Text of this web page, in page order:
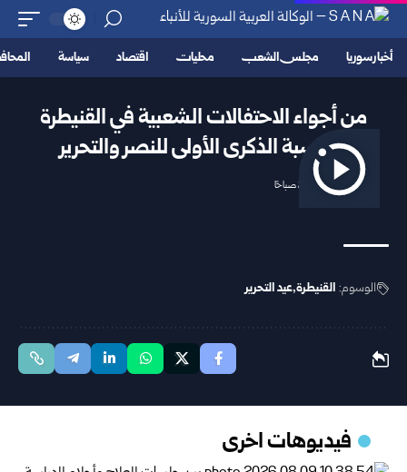
أخبار سوريا مجلس الشعب محليات اقتصاد سياسة
من أجواء الاحتفالات الشعبية في القنيطرة
بمناسبة الذكرى الأولى للنصر والتحرير
2025/12/09 2:16 صباحًا
الوسوم: القنيطرة عيد التحرير
فيديوهات اخرى